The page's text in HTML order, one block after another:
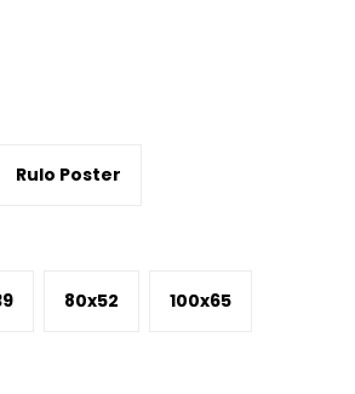
Rulo Poster
80x52 100x65